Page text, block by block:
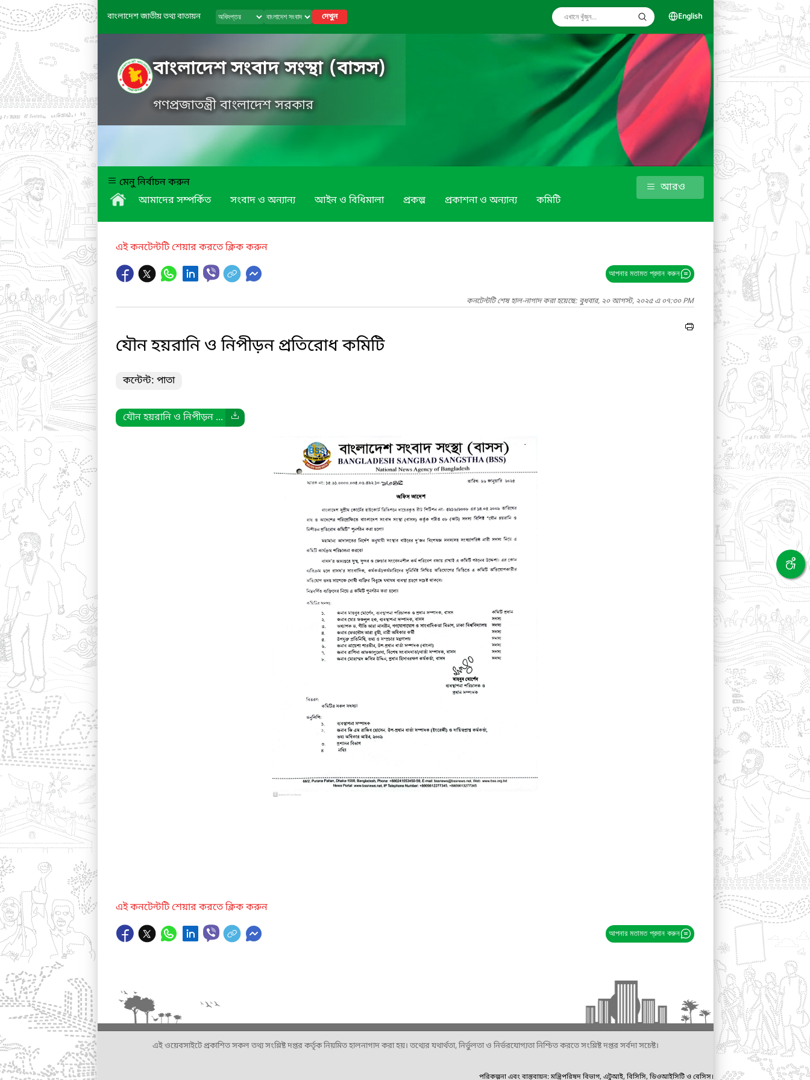
বাংলাদেশ জাতীয় তথ্য বাতায়ন দেখুন English
বাংলাদেশ সংবাদ সংস্থা (বাসস)
গণপ্রজাতন্ত্রী বাংলাদেশ সরকার
মেনু নির্বাচন করুন
আমাদের সম্পর্কিত
সংবাদ ও অন্যান্য আইন ও বিধিমালা প্রকল্প প্রকাশনা ও অন্যান্য কমিটি
আরও
এই কনটেন্টটি শেয়ার করতে ক্লিক করুন
আপনার মতামত প্রদান করুন
কনটেন্টটি শেষ হাল-নাগাদ করা হয়েছে: বুধবার, ২০ আগস্ট, ২০২৫ এ ০৭:৩০ PM
যৌন হয়রানি ও নিপীড়ন প্রতিরোধ কমিটি
কন্টেন্ট: পাতা
যৌন হয়রানি ও নিপীড়ন ...
এই কনটেন্টটি শেয়ার করতে ক্লিক করুন
আপনার মতামত প্রদান করুন
এই ওয়েবসাইটে প্রকাশিত সকল তথ্য সংশ্লিষ্ট দপ্তর কর্তৃক নিয়মিত হালনাগাদ করা হয়। তথ্যের যথার্থতা, নির্ভুলতা ও নির্ভরযোগ্যতা নিশ্চিত করতে সংশ্লিষ্ট দপ্তর সর্বদা সচেষ্ট।
পরিকল্পনা এবং বাস্তবায়ন: মন্ত্রিপরিষদ বিভাগ, এটুআই, বিসিসি, ডিওআইসিটি ও বেসিস।